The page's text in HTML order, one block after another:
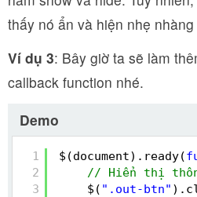
thấy nó ẩn và hiện nhẹ
Ví dụ 3: Bây giờ ta sẽ làm
callback function nhé.
Demo
1
2
3
$(document).ready(
// Hiển thị
$( ".out-btn"